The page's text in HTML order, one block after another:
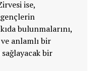
ise,
bulunmalarını,
anlamlı bir
bir